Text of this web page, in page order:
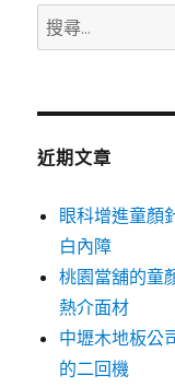
搜
尋
鍵
近期文章
眼科增進童顏
白內障
桃園當舖的童
熱介面材
中壢木地板公
的二回機